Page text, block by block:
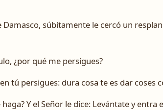
súbitamente le cercó un
¿por qué me persigues?
tú persigues: dura cosa te es dar coses
Y el Señor le dice: Levántate y entra